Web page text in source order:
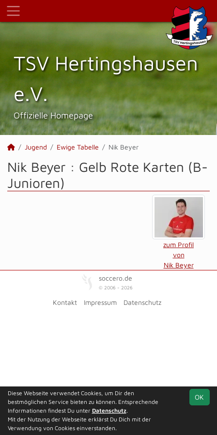
TSV Hertings­hausen
e.V.
Offizielle Homepage
Jugend Ewige Tabelle Nik Beyer
Nik Beyer : Gelb Rote Karten (B-
Junioren)
zum Profil
von
Nik Beyer
soccero.de
© 2006 - 2026
Kontakt Impressum Datenschutz
OK
Diese Webseite verwendet Cookies, um Dir den
bestmöglichen Service bieten zu können. Entsprechende
Informationen findest Du unter Datenschutz.
Mit der Nutzung der Webseite erklärst Du Dich mit der
Verwendung von Cookies einverstanden.